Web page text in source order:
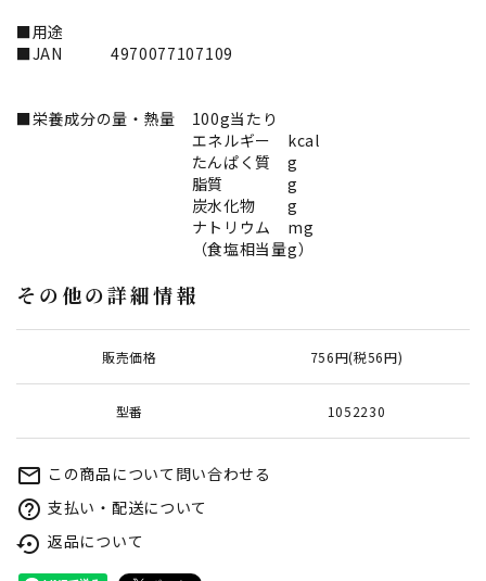
■用途
■JAN 4970077107109
■栄養成分の量・熱量 100g当たり
エネルギー kcal
たんぱく質 g
脂質 g
炭水化物 g
ナトリウム mg
（食塩相当量g）
その他の詳細情報
販売価格 756円(税56円)
型番 1052230
mail_outline この商品について問い合わせる
help_outline 支払い・配送について
settings_backup_restore 返品について